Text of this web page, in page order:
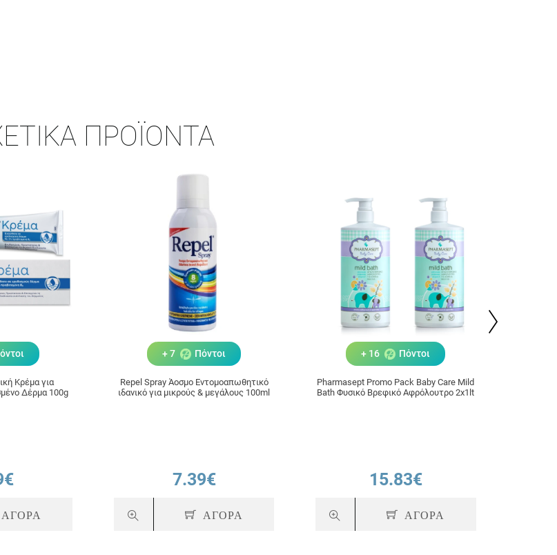
ΠΡΟΪΌΝΤΑ
Κρέμα για
Δέρμα 100g
ΑΓΟΡΑ
+ 7 Πόντοι
Repel Spray Άοσμο Εντομοαπωθητικό
ιδανικό για μικρούς & μεγάλους 100ml
7.39€
ΑΓΟΡΑ
+ 16 Πόντοι
Pharmasept Promo Pack Baby Care Mild
Bath Φυσικό Βρεφικό Αφρόλουτρο 2x1lt
15.83€
ΑΓΟΡΑ